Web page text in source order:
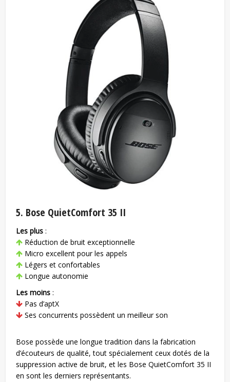
5. Bose QuietComfort 35 II
Les plus :
Réduction de bruit exceptionnelle
Micro excellent pour les appels
Légers et confortables
Longue autonomie
Les moins :
Pas d’aptX
Ses concurrents possèdent un meilleur son
Bose possède une longue tradition dans la fabrication
d’écouteurs de qualité, tout spécialement ceux dotés de la
suppression active de bruit, et les Bose QuietComfort 35 II
en sont les derniers représentants.